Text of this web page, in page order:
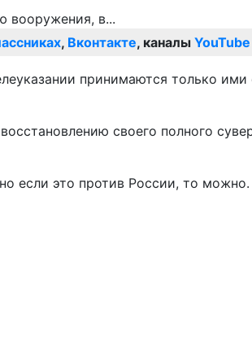
, Вконтакте, каналы YouTube
принимаются только
своего полного
если это против России, то можно.